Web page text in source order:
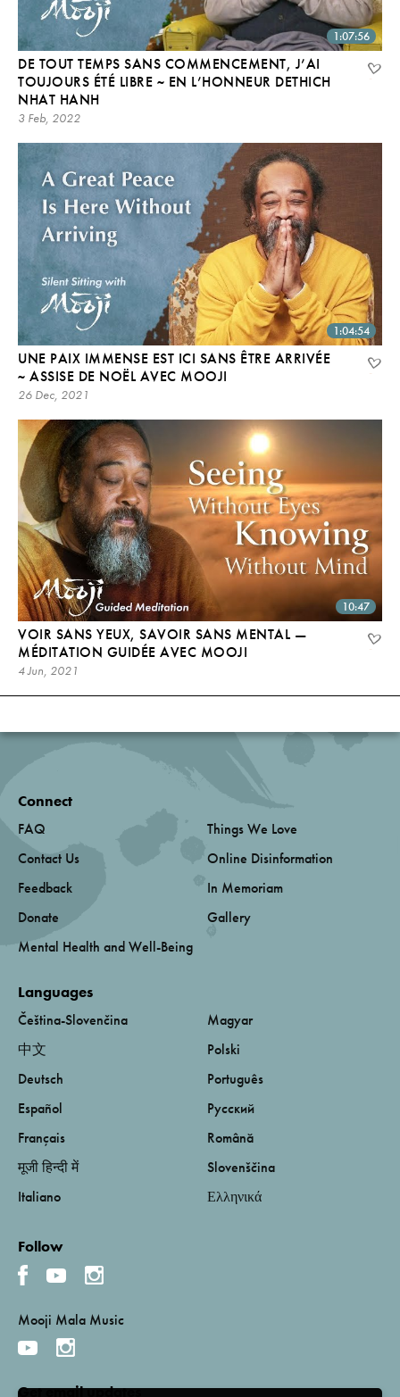
1:07:56
DE TOUT TEMPS SANS COMMENCEMENT, J’AI
TOUJOURS ÉTÉ LIBRE ~ EN L’HONNEUR DETHICH
NHAT HANH
3 Feb, 2022
1:04:54
UNE PAIX IMMENSE EST ICI SANS ÊTRE ARRIVÉE
~ ASSISE DE NOËL AVEC MOOJI
26 Dec, 2021
10:47
VOIR SANS YEUX, SAVOIR SANS MENTAL —
MÉDITATION GUIDÉE AVEC MOOJI
4 Jun, 2021
Connect
FAQ
Contact Us
Feedback
Donate
Mental Health and Well-Being
Things We Love
Online Disinformation
In Memoriam
Gallery
Languages
Čeština-Slovenčina
中文
Deutsch
Español
Français
मूजी हिन्दी में
Italiano
Magyar
Polski
Português
Русский
Română
Slovenščina
Ελληνικά
Follow
Mooji Mala Music
Get email updates